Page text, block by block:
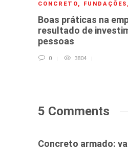
CONCRETO, FUNDAÇÕES
Boas práticas na
resultado de
pessoas
0 3804
5 Comments
Concreto armado: